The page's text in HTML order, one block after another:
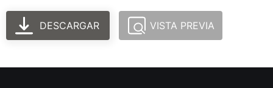
DESCARGAR VISTA PREVIA